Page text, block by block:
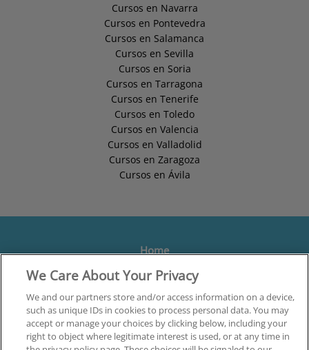
Cursos en Navarra
Cursos en Pontevedra
Cursos en Salamanca
Cursos en Sevilla
Cursos en Soria
Cursos en Tarragona
Cursos en Tenerife
Cursos en Toledo
Cursos en Valencia
Cursos en Valladolid
Cursos en Zaragoza
Cursos en Ávila
Home
Formación
Centros
Orientación
Quiénes somos
We Care About Your Privacy
We and our partners store and/or access information on a device,
such as unique IDs in cookies to process personal data. You may
accept or manage your choices by clicking below, including your
right to object where legitimate interest is used, or at any time in